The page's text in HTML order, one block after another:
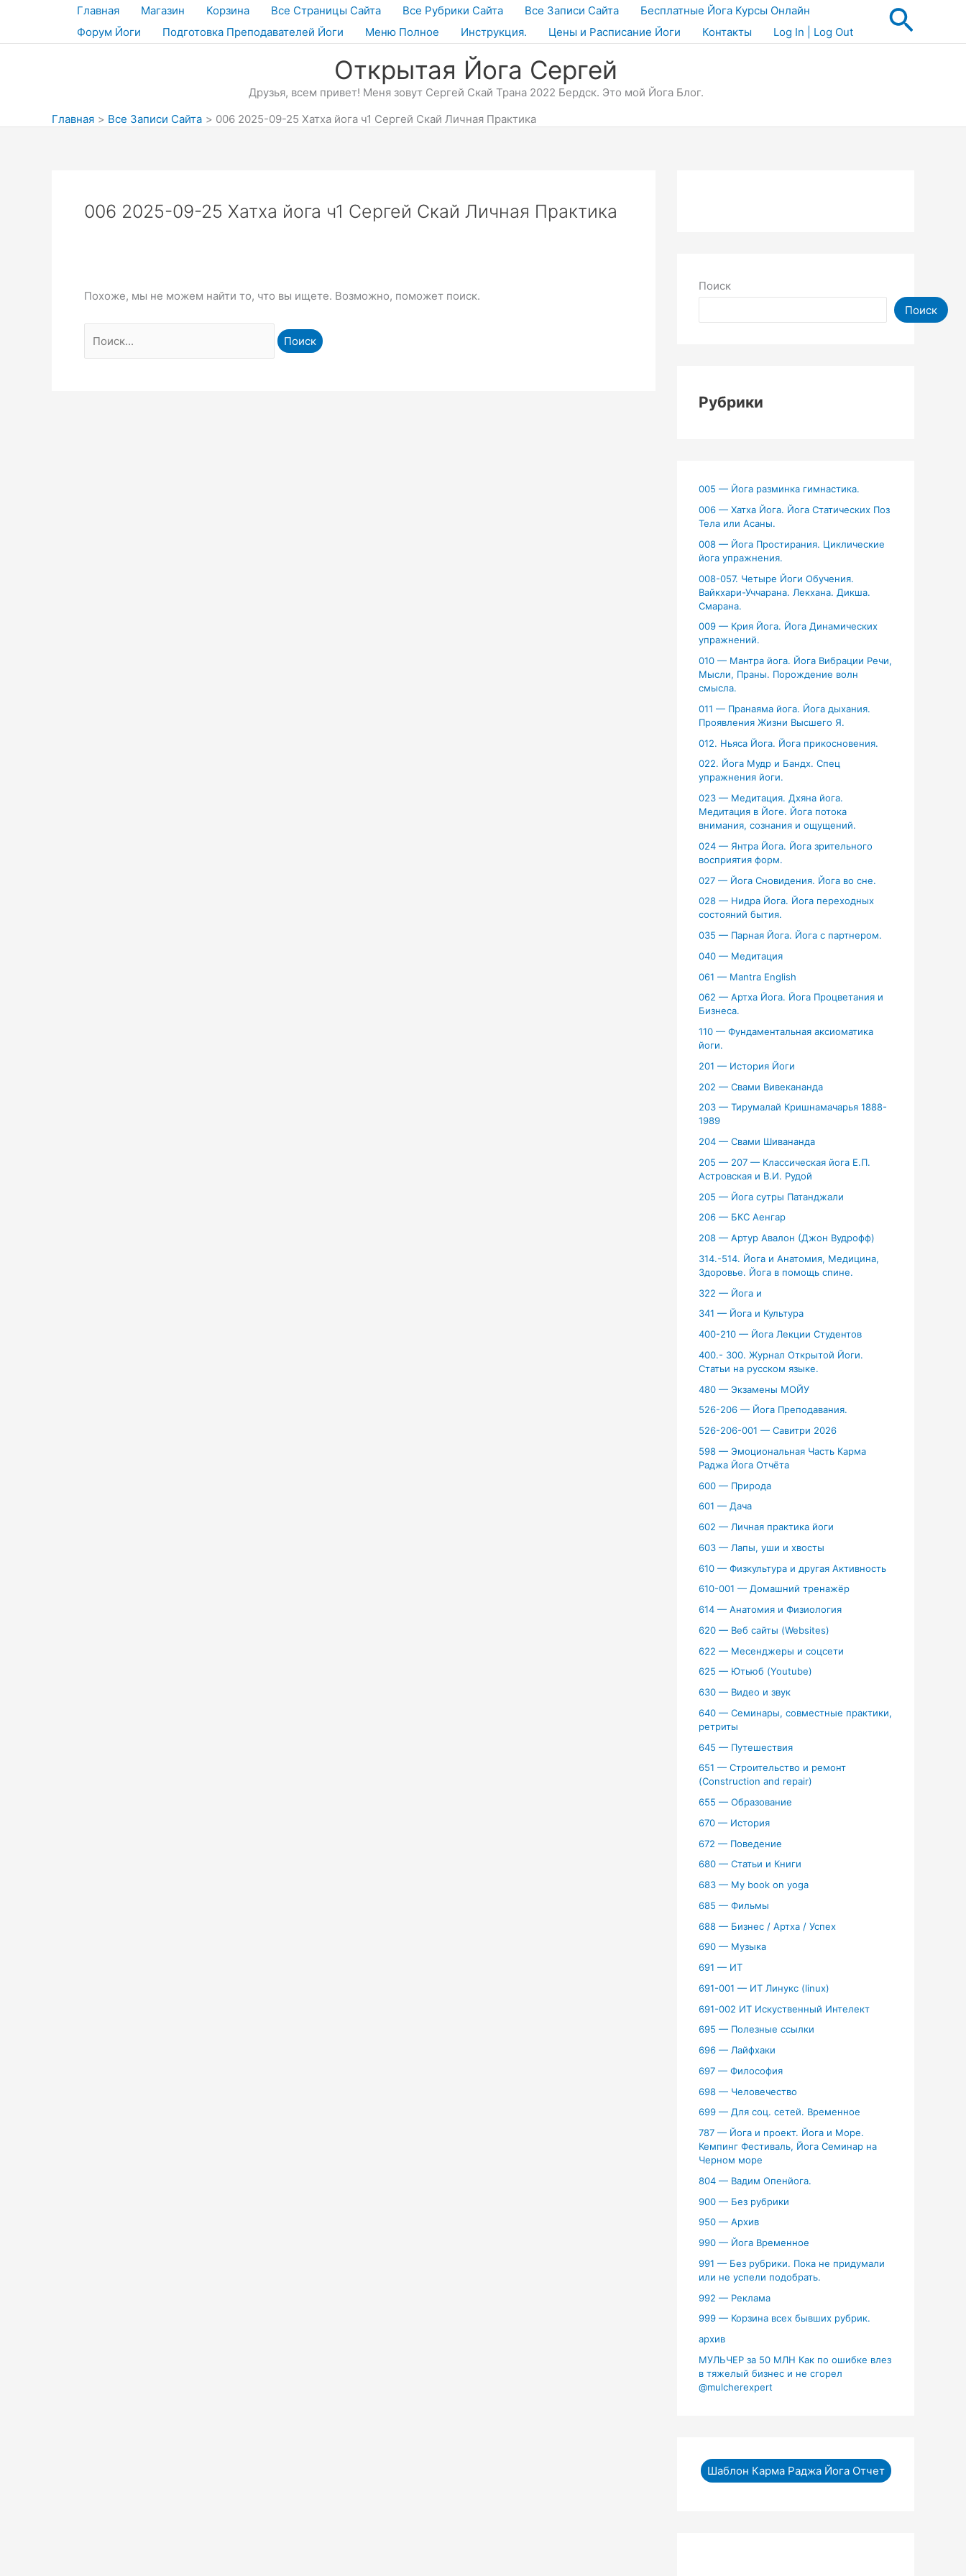
содержимому
Главная Магазин Корзина Все Страницы Сайта Все Рубрики Сайта Все Записи Сайта
Бесплатные Йога Курсы Онлайн
Форум Йоги
Подготовка Преподавателей Йоги Меню Полное Инструкция. Цены и Расписание Йоги Контакты Log In | Log Out
Открытая Йога Сергей
Друзья, всем привет! Меня зовут Сергей Скай Трана 2022 Бердск. Это мой Йога Блог.
Главная
Все Записи Сайта 006 2025-09-25 Хатха йога ч1 Сергей Скай Личная Практика
006 2025-09-25 Хатха йога ч1 Сергей Скай Личная Практика
Похоже, мы не можем найти то, что вы ищете. Возможно, поможет поиск.
Поиск
Поиск
Рубрики
005 — Йога разминка гимнастика.
006 — Хатха Йога. Йога Статических Поз
Тела или Асаны.
008 — Йога Простирания. Циклические
йога упражнения.
008-057. Четыре Йоги Обучения.
Вайкхари-Уччарана. Лекхана. Дикша.
Смарана.
009 — Крия Йога. Йога Динамических
упражнений.
010 — Мантра йога. Йога Вибрации Речи,
Мысли, Праны. Порождение волн
смысла.
011 — Пранаяма йога. Йога дыхания.
Проявления Жизни Высшего Я.
012. Ньяса Йога. Йога прикосновения.
022. Йога Мудр и Бандх. Спец
упражнения йоги.
023 — Медитация. Дхяна йога.
Медитация в Йоге. Йога потока
внимания, сознания и ощущений.
024 — Янтра Йога. Йога зрительного
восприятия форм.
027 — Йога Сновидения. Йога во сне.
028 — Нидра Йога. Йога переходных
состояний бытия.
035 — Парная Йога. Йога с партнером.
040 — Медитация
061 — Mantra English
062 — Артха Йога. Йога Процветания и
Бизнеса.
110 — Фундаментальная аксиоматика
йоги.
201 — История Йоги
202 — Свами Вивекананда
203 — Тирумалай Кришнамачарья 1888-
1989
204 — Свами Шивананда
205 — 207 — Классическая йога Е.П.
Астровская и В.И. Рудой
205 — Йога сутры Патанджали
206 — БКС Аенгар
208 — Артур Авалон (Джон Вудрофф)
314.-514. Йога и Анатомия, Медицина,
Здоровье. Йога в помощь спине.
322 — Йога и
341 — Йога и Культура
400-210 — Йога Лекции Студентов
400.- 300. Журнал Открытой Йоги.
Статьи на русском языке.
480 — Экзамены МОЙУ
526-206 — Йога Преподавания.
526-206-001 — Савитри 2026
598 — Эмоциональная Часть Карма
Раджа Йога Отчёта
600 — Природа
601 — Дача
602 — Личная практика йоги
603 — Лапы, уши и хвосты
610 — Физкультура и другая Активность
610-001 — Домашний тренажёр
614 — Анатомия и Физиология
620 — Веб сайты (Websites)
622 — Месенджеры и соцсети
625 — Ютьюб (Youtube)
630 — Видео и звук
640 — Семинары, совместные практики,
ретриты
645 — Путешествия
651 — Строительство и ремонт
(Construction and repair)
655 — Образование
670 — История
672 — Поведение
680 — Статьи и Книги
683 — My book on yoga
685 — Фильмы
688 — Бизнес / Артха / Успех
690 — Музыка
691 — ИТ
691-001 — ИТ Линукс (linux)
691-002 ИТ Искуственный Интелект
695 — Полезные ссылки
696 — Лайфхаки
697 — Философия
698 — Человечество
699 — Для соц. сетей. Временное
787 — Йога и проект. Йога и Море.
Кемпинг Фестиваль, Йога Семинар на
Черном море
804 — Вадим Опенйога.
900 — Без рубрики
950 — Архив
990 — Йога Временное
991 — Без рубрики. Пока не придумали
или не успели подобрать.
992 — Реклама
999 — Корзина всех бывших рубрик.
архив
МУЛЬЧЕР за 50 МЛН Как по ошибке влез
в тяжелый бизнес и не сгорел
‪@mulcherexpert‬​
Шаблон Карма Раджа Йога Отчет